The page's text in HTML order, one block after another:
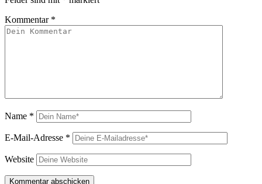
Kommentar *
Name *
E-Mail-Adresse *
Website